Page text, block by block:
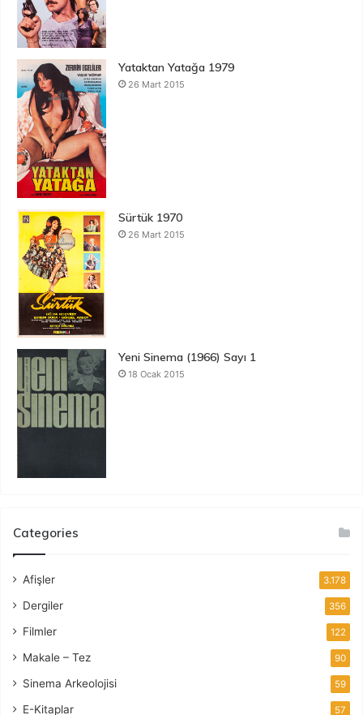
Yataktan Yatağa 1979
26 Mart 2015
Sürtük 1970
26 Mart 2015
Yeni Sinema (1966) Sayı 1
18 Ocak 2015
Categories
Afişler 3.178
Dergiler 356
Filmler 122
Makale – Tez 90
Sinema Arkeolojisi 59
E-Kitaplar 57